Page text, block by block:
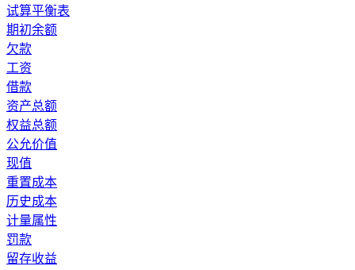
试算平衡表
期初余额
欠款
工资
借款
资产总额
权益总额
公允价值
现值
重置成本
历史成本
计量属性
罚款
留存收益